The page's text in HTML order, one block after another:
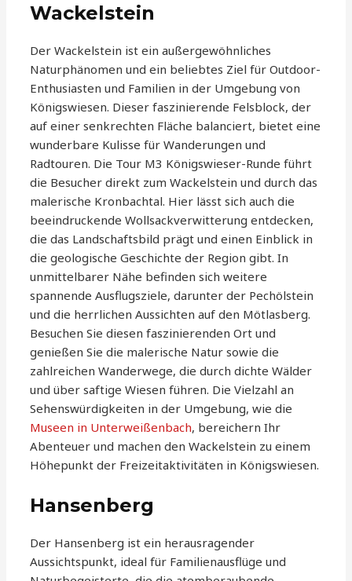
Wackelstein
Der Wackelstein ist ein außergewöhnliches
Naturphänomen und ein beliebtes Ziel für Outdoor-
Enthusiasten und Familien in der Umgebung von
Königswiesen. Dieser faszinierende Felsblock, der
auf einer senkrechten Fläche balanciert, bietet eine
wunderbare Kulisse für Wanderungen und
Radtouren. Die Tour M3 Königswieser-Runde führt
die Besucher direkt zum Wackelstein und durch das
malerische Kronbachtal. Hier lässt sich auch die
beeindruckende Wollsackverwitterung entdecken,
die das Landschaftsbild prägt und einen Einblick in
die geologische Geschichte der Region gibt. In
unmittelbarer Nähe befinden sich weitere
spannende Ausflugsziele, darunter der Pechölstein
und die herrlichen Aussichten auf den Mötlasberg.
Besuchen Sie diesen faszinierenden Ort und
genießen Sie die malerische Natur sowie die
zahlreichen Wanderwege, die durch dichte Wälder
und über saftige Wiesen führen. Die Vielzahl an
Sehenswürdigkeiten in der Umgebung, wie die
Museen in Unterweißenbach, bereichern Ihr
Abenteuer und machen den Wackelstein zu einem
Höhepunkt der Freizeitaktivitäten in Königswiesen.
Hansenberg
Der Hansenberg ist ein herausragender
Aussichtspunkt, ideal für Familienausflüge und